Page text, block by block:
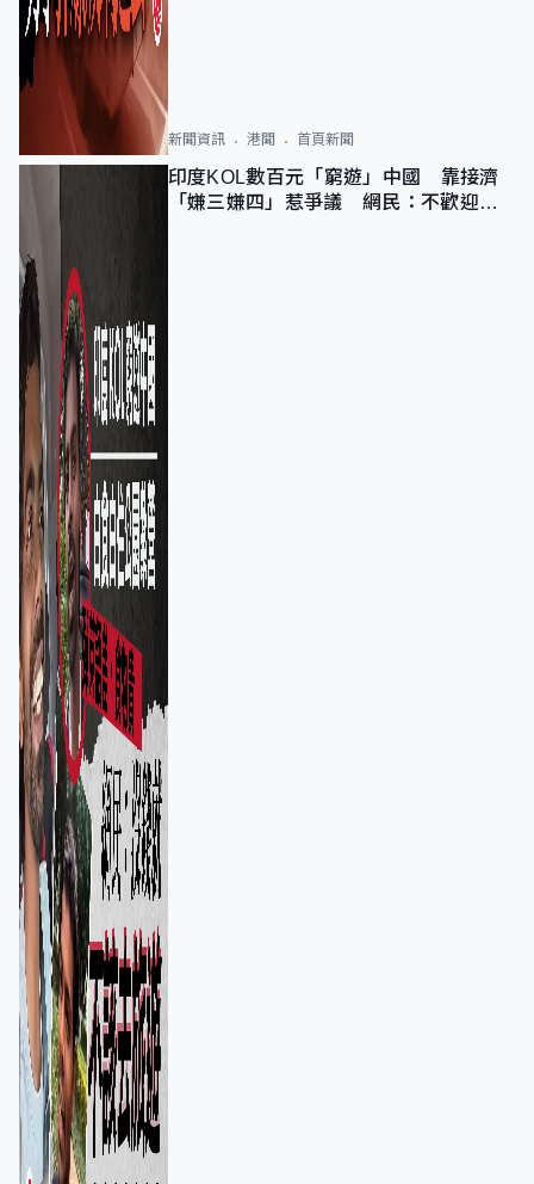
新聞資訊 港聞 首頁新聞
印度KOL數百元「窮遊」中國 靠接濟
「嫌三嫌四」惹爭議 網民：不歡迎劣